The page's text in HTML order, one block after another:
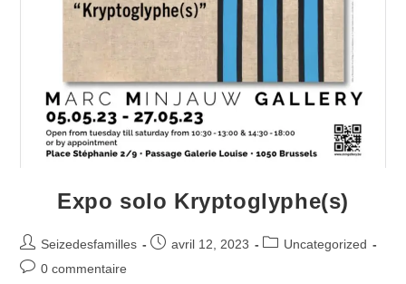
Expo solo Kryptoglyphe(s)
Seizedesfamilles avril 12, 2023
Uncategorized
0 commentaire